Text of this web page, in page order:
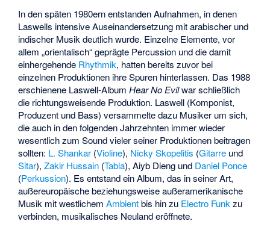
In den späten 1980ern entstanden Aufnahmen, in denen
Laswells intensive Auseinandersetzung mit arabischer und
indischer Musik deutlich wurde. Einzelne Elemente, vor
allem „orientalisch“ geprägte Percussion und die damit
einhergehende Rhythmik, hatten bereits zuvor bei
einzelnen Produktionen ihre Spuren hinterlassen. Das 1988
erschienene Laswell-AlbumHear No Evilwar schließlich
die richtungsweisende Produktion. Laswell (Komponist,
Produzent und Bass) versammelte dazu Musiker um sich,
die auch in den folgenden Jahrzehnten immer wieder
wesentlich zum Sound vieler seiner Produktionen beitragen
sollten: L. Shankar (Violine), Nicky Skopelitis (Gitarre und
Sitar),Zakir Hussain (Tabla),Aiyb Dieng und Daniel Ponce
(Perkussion). Es entstand ein Album, das in seiner Art,
außereuropäische beziehungsweise außeramerikanische
Musik mit westlichemAmbientbis hin zu Electro Funkzu
verbinden, musikalisches Neuland eröffnete.